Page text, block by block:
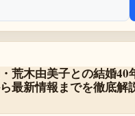
荒木由美子との結婚40
最新情報までを徹底解